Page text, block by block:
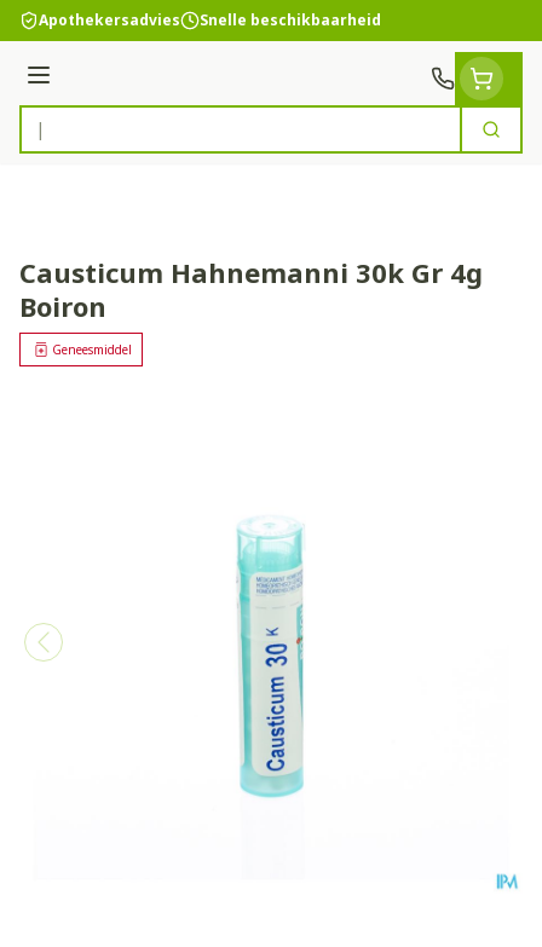
Ga naar de inhoud
Apothekersadvies Snelle beschikbaarheid
Menu
Product, merk, categorie...
Zoek
Causticum Hahnemanni 30k Gr 4g
Boiron
Geneesmiddel